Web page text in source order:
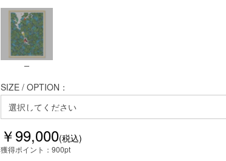
ー
SIZE / OPTION：
￥99,000(税込)
獲得ポイント： 900pt